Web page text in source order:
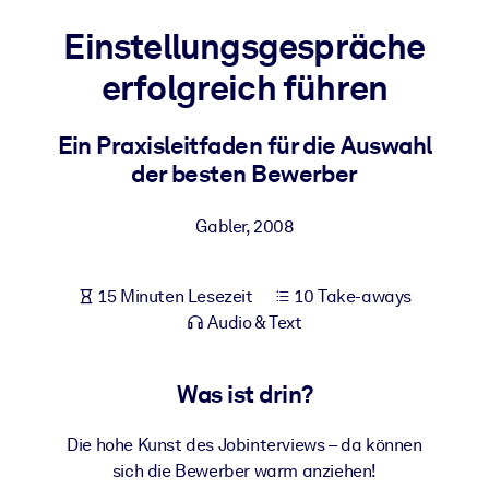
Bauen Sie eine gesunde und resiliente Belegschaft auf.
Für LMS/LXP
Integrieren Sie kompaktes, verifiziertes Wissen in Ihr LMS/LXP für
Bereichern Sie Ihre Unternehmensbibliothek mit
vertrauenswürdigem, praxisnahem Business-Wissen.
Nutzen Sie verlässliches, strukturiertes Wissen, um die Ergebnisse
Einstellungsgespräche
erfolgreich führen
Ein Praxisleitfaden für die Auswahl
der besten Bewerber
Gabler,2008
15 Minuten Lesezeit
10 Take-aways
Audio & Text
Was ist drin?
Die hohe Kunst des Jobinterviews – da können
sich die Bewerber warm anziehen!